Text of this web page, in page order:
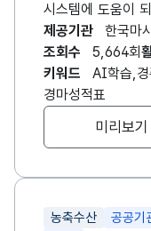
시스템에 도움이
(제공정보는 경마
경주명, 출발번호,
생년월일, 최근출
경주마체중, 부담
영문조교사명, 마
착차, 단승식배당
3:부산경남, 4:영
요청메세지 경마
제공기관 한국마
조회수
5,664회
키워드
AI학습,경
경마성적표
미리보기
농축수산
공공기